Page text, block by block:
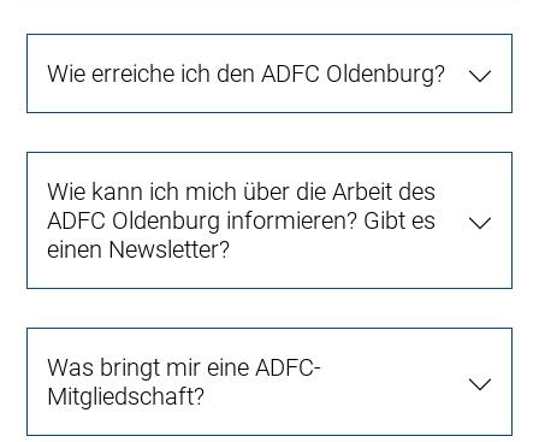
Wie erreiche ich den ADFC Oldenburg?
Wie kann ich mich über die Arbeit des
ADFC Oldenburg informieren? Gibt es
einen Newsletter?
Was bringt mir eine ADFC-
Mitgliedschaft?